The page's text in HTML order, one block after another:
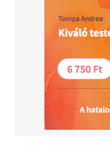
kegyetlen Bibi Kifaru
A letöltéssel